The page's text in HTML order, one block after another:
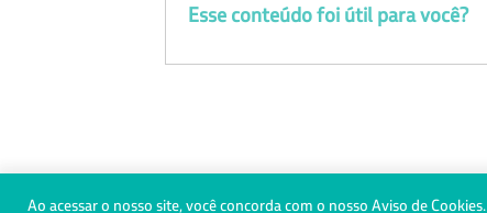
Esse conteúdo foi útil para você?
Ao acessar o nosso site, você concorda com o nosso Aviso de Cookies.